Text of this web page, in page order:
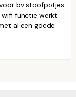
bv stoofpotjes
functie werkt
al een goede